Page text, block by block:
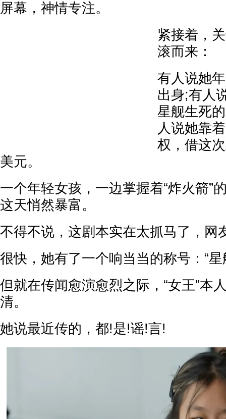
屏幕，神情专注。
紧接着，
滚而来：
有人说她
出身;有人
星舰生死
人说她靠
权，借这
美元。
一个年轻女孩，一边掌握着“炸火箭”
这天悄然暴富。
不得不说，这剧本实在太抓马了，
很快，她有了一个响当当的称号：“星
但就在传闻愈演愈烈之际，“女王”本
清。
她说最近传的，都!是!谣!言!